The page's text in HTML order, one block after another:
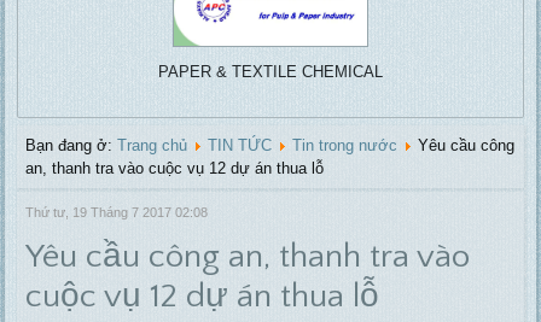
PAPER & TEXTILE CHEMICAL
Bạn đang ở:Trang chủ TIN TỨC Tin trong nước
Yêu cầu công
an, thanh tra vào cuộc vụ 12 dự án thua lỗ
Thứ tư, 19 Tháng 7 2017 02:08
Yêu cầu công an, thanh tra vào
cuộc vụ 12 dự án thua lỗ